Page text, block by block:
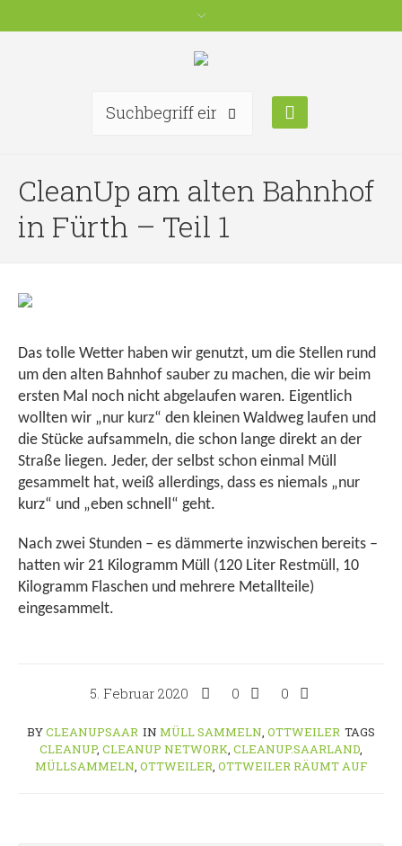
CleanUp am alten Bahnhof
in Fürth – Teil 1
Das tolle Wetter haben wir genutzt, um die Stellen rund
um den alten Bahnhof sauber zu machen, die wir beim
ersten Mal noch nicht abgelaufen waren. Eigentlich
wollten wir „nur kurz“ den kleinen Waldweg laufen und
die Stücke aufsammeln, die schon lange direkt an der
Straße liegen. Jeder, der selbst schon einmal Müll
gesammelt hat, weiß allerdings, dass es niemals „nur
kurz“ und „eben schnell“ geht.
Nach zwei Stunden – es dämmerte inzwischen bereits –
hatten wir 21 Kilogramm Müll (120 Liter Restmüll, 10
Kilogramm Flaschen und mehrere Metallteile)
eingesammelt.
5. Februar 2020 0 0
BYCLEANUPSAAR IN MÜLL SAMMELN, OTTWEILER TAGS
CLEANUP, CLEANUP NETWORK, CLEANUP.SAARLAND,
MÜLLSAMMELN, OTTWEILER, OTTWEILER RÄUMT AUF